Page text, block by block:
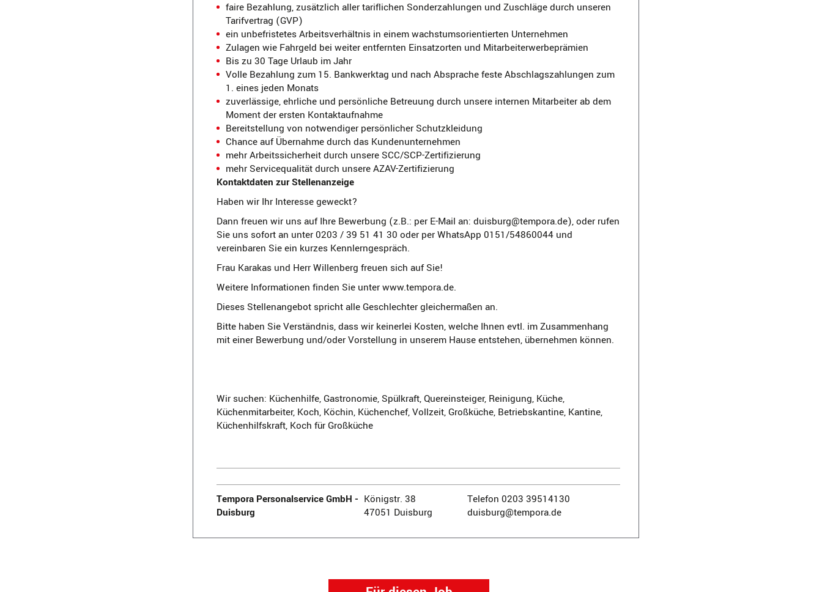
faire Bezahlung, zusätzlich aller tariflichen Sonderzahlungen und Zuschläge durch unseren
Tarifvertrag (GVP)
ein unbefristetes Arbeitsverhältnis in einem wachstumsorientierten Unternehmen
Zulagen wie Fahrgeld bei weiter entfernten Einsatzorten und Mitarbeiterwerbeprämien
Bis zu 30 Tage Urlaub im Jahr
Volle Bezahlung zum 15. Bankwerktag und nach Absprache feste Abschlagszahlungen zum
1. eines jeden Monats
zuverlässige, ehrliche und persönliche Betreuung durch unsere internen Mitarbeiter ab dem
Moment der ersten Kontaktaufnahme
Bereitstellung von notwendiger persönlicher Schutzkleidung
Chance auf Übernahme durch das Kundenunternehmen
mehr Arbeitssicherheit durch unsere SCC/SCP-Zertifizierung
mehr Servicequalität durch unsere AZAV-Zertifizierung
Kontaktdaten zur Stellenanzeige
Haben wir Ihr Interesse geweckt?
Dann freuen wir uns auf Ihre Bewerbung (z.B.: per E-Mail an: duisburg@tempora.de), oder rufen
Sie uns sofort an unter 0203 / 39 51 41 30 oder per WhatsApp 0151/54860044 und
vereinbaren Sie ein kurzes Kennlerngespräch.
Frau Karakas und Herr Willenberg freuen sich auf Sie!
Weitere Informationen finden Sie unter www.tempora.de.
Dieses Stellenangebot spricht alle Geschlechter gleichermaßen an.
Bitte haben Sie Verständnis, dass wir keinerlei Kosten, welche Ihnen evtl. im Zusammenhang
mit einer Bewerbung und/oder Vorstellung in unserem Hause entstehen, übernehmen können.
Wir suchen: Küchenhilfe, Gastronomie, Spülkraft, Quereinsteiger, Reinigung, Küche,
Küchenmitarbeiter, Koch, Köchin, Küchenchef, Vollzeit, Großküche, Betriebskantine, Kantine,
Küchenhilfskraft, Koch für Großküche
Tempora Personalservice GmbH -
Duisburg
Königstr. 38
47051 Duisburg
Telefon 0203 39514130
duisburg@tempora.de